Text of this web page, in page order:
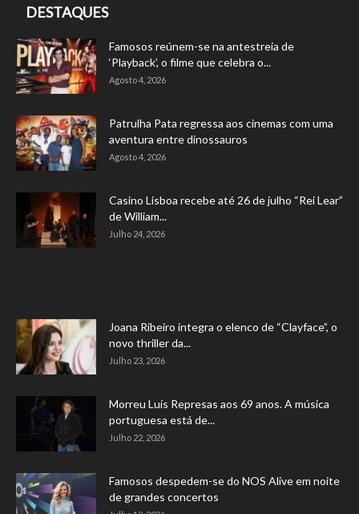
DESTAQUES
Famosos reúnem-se na antestreia de
‘Playback’, o filme que celebra o...
Agosto 4, 2026
Patrulha Pata regressa aos cinemas com uma
aventura entre dinossauros
Agosto 4, 2026
Casino Lisboa recebe até 26 de julho “Rei Lear”
de William...
Julho 24, 2026
Joana Ribeiro integra o elenco de “Clayface”, o
novo thriller da...
Julho 23, 2026
Morreu Luís Represas aos 69 anos. A música
portuguesa está de...
Julho 22, 2026
Famosos despedem-se do NOS Alive em noite
de grandes concertos